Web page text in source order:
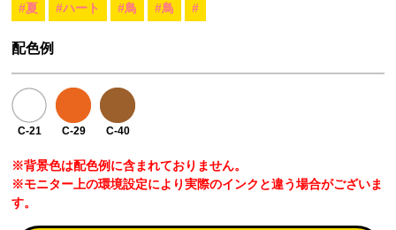
#夏 #ハート #鳥 #鳥 #
配色例
C-21 C-29 C-40
※背景色は配色例に含まれておりません。
※モニター上の環境設定により実際のインクと違う場合がございま
す。